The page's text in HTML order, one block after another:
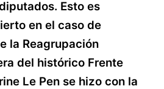
Esto es
en el caso de
la Reagrupación
del histórico Frente
Le Pen se hizo con la